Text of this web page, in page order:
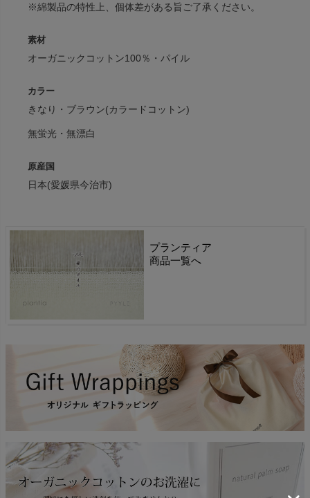
※綿製品の特性上、個体差がある旨ご了承ください。
素材
オーガニックコットン100％・パイル
カラー
きなり・ブラウン(カラードコットン)
無蛍光・無漂白
原産国
日本(愛媛県今治市)
プランティア
商品一覧へ